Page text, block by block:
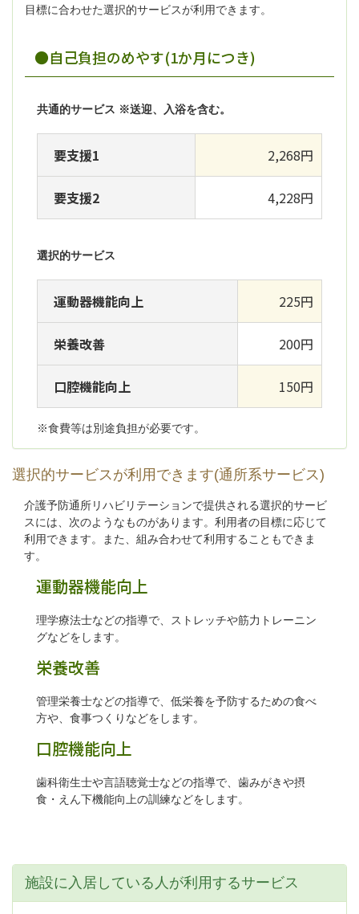
目標に合わせた選択的サービスが利用できます。
●自己負担のめやす(1か月につき)
共通的サービス ※送迎、入浴を含む。
要支援1 2,268円
要支援2 4,228円
選択的サービス
運動器機能向上 225円
栄養改善 200円
口腔機能向上 150円
※食費等は別途負担が必要です。
選択的サービスが利用できます(通所系サービス)
介護予防通所リハビリテーションで提供される選択的サービ
スには、次のようなものがあります。利用者の目標に応じて
利用できます。また、組み合わせて利用することもできま
す。
運動器機能向上
理学療法士などの指導で、ストレッチや筋力トレーニン
グなどをします。
栄養改善
管理栄養士などの指導で、低栄養を予防するための食べ
方や、食事つくりなどをします。
口腔機能向上
歯科衛生士や言語聴覚士などの指導で、歯みがきや摂
食・えん下機能向上の訓練などをします。
施設に入居している人が利用するサービス